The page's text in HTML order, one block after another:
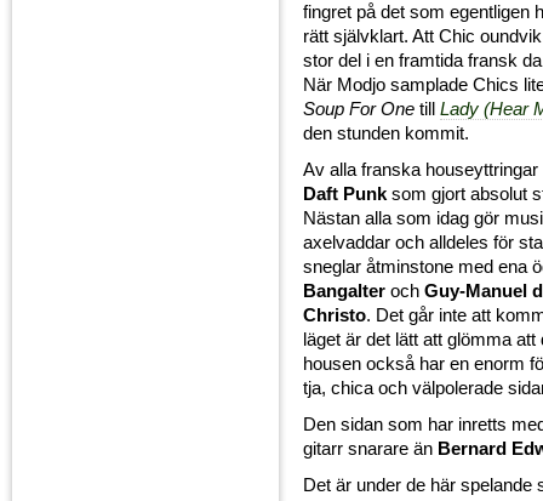
fingret på det som egentligen
rätt självklart. Att Chic
stor del i en framtida fransk
När Modjo samplade Chics
Soup For One till Lady (Hear
den stunden kommit.
Av alla franska
Daft Punk som gjort absolut
Nästan alla som idag gör
axelvaddar och alldeles för
sneglar åtminstone med ena
Bangalter och Guy-Manuel
Christo. Det går inte att
läget är det lätt att glömma att
housen också har en enorm
tja, chica och välpolerade
Den sidan som har inretts
gitarr snarare än Bernard
Det är under de här spelande